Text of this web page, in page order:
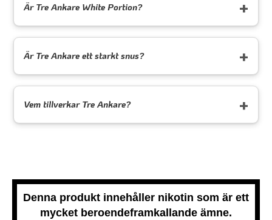
Är Tre Ankare White Portion?
Är Tre Ankare ett starkt snus?
Vem tillverkar Tre Ankare?
Denna produkt innehåller nikotin som är ett
mycket beroendeframkallande ämne.